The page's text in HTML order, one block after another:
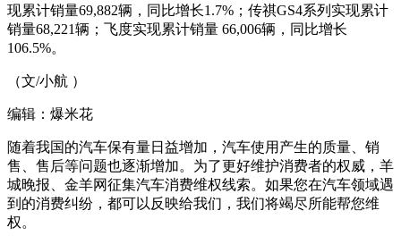
现累计销量69,882辆，同比增长1.7%；传祺GS4系列实现累计
销量68,221辆；飞度实现累计销量 66,006辆，同比增长
106.5%。
（文/小航 ）
编辑：爆米花
随着我国的汽车保有量日益增加，汽车使用产生的质量、销
售、售后等问题也逐渐增加。为了更好维护消费者的权威，羊
城晚报、金羊网征集汽车消费维权线索。如果您在汽车领域遇
到的消费纠纷，都可以反映给我们，我们将竭尽所能帮您维
权。